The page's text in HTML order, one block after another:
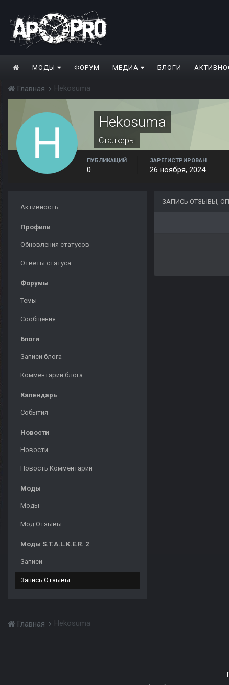
МОДЫ ФОРУМ МЕДИА БЛОГИ
Главная Hekosuma
Hekosuma
Сталкеры
ПУБЛИКАЦИЙ
0
ЗАРЕГИСТРИРОВАН
26 ноября, 2024
Активность
Профили
Обновления статусов
Ответы статуса
Форумы
Темы
Сообщения
Блоги
Записи блога
Комментарии блога
Календарь
События
Новости
Новости
Новость Комментарии
Моды
Моды
Мод Отзывы
Моды S.T.A.L.K.E.R. 2
Записи
Запись Отзывы
ЗАПИСЬ ОТЗЫВЫ,
Главная Hekosuma